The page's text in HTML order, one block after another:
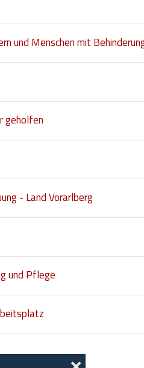
und Menschen mit
geholfen
- Land Vorarlberg
und Pflege